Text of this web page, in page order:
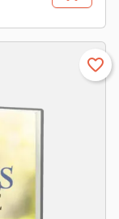
favorite_border